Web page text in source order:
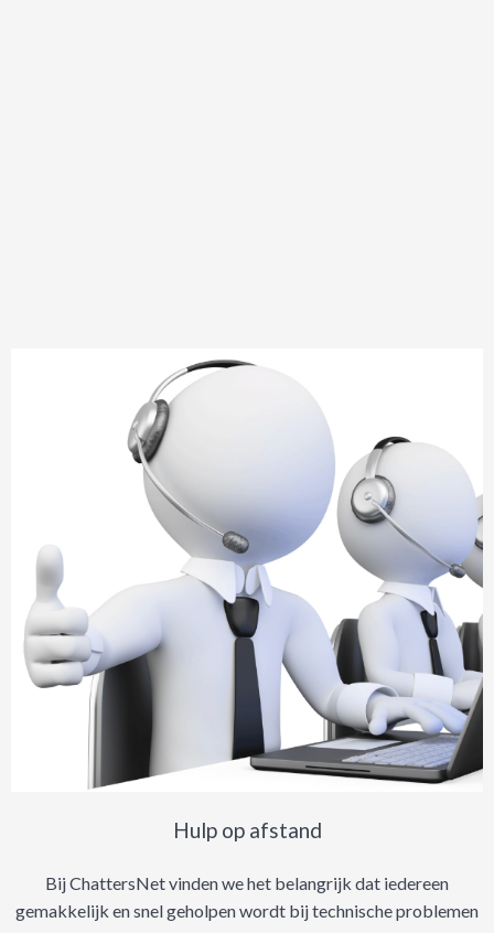
Hulp op afstand
Bij ChattersNet vinden we het belangrijk dat iedereen
gemakkelijk en snel geholpen wordt bij technische problemen